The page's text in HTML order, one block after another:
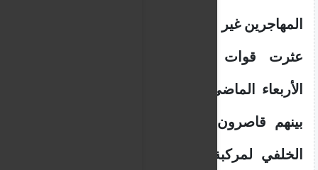
المهاجرين غير النظاميين في شمال فرنسا،
عثرت قوات الدرك الوطني الفرنسي
الأربعاء الماضي على نحو أربعين مهاجرا،
بينهم قاصرون، مكدسين داخل الصندوق
الخلفي لمركبة صغيرة في مدينة إتابل،